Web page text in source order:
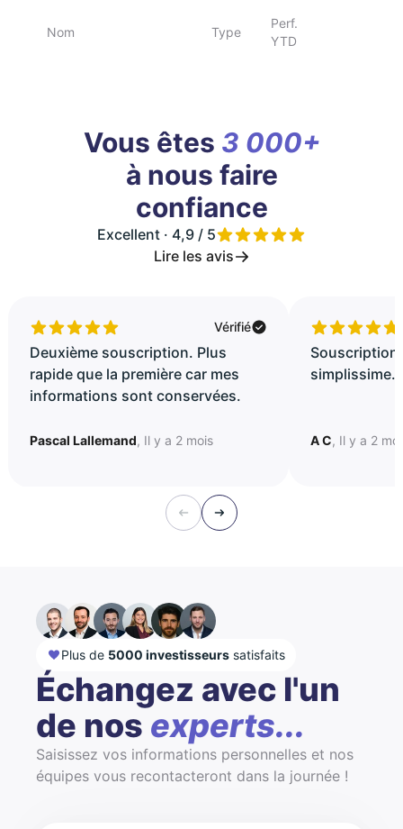
Nom Type
Perf.
YTD
Vous êtes 3 000+
à nous faire
confiance
Excellent · 4,9 / 5
Lire les avis
Vérifié
Deuxième souscription. Plus
rapide que la première car mes
informations sont conservées.
Pascal Lallemand, Il y a 2 mois
Souscription
A C, Il y a 2
Plus de 5000 investisseurs satisfaits
Échangez avec l'un
de nos experts...
Saisissez vos informations personnelles et nos
équipes vous recontacteront dans la journée !